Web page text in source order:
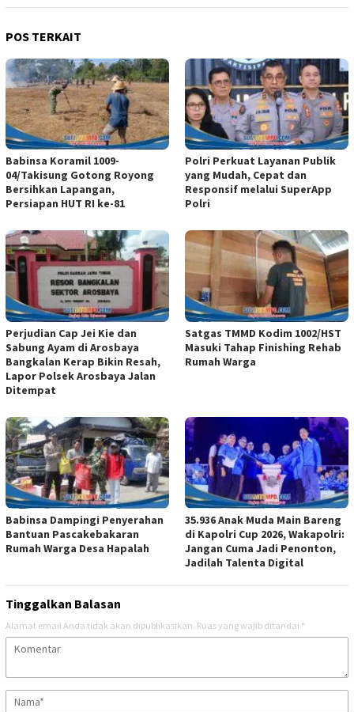
POS TERKAIT
Babinsa Koramil 1009-
04/Takisung Gotong Royong
Bersihkan Lapangan,
Persiapan HUT RI ke-81
Polri Perkuat Layanan Publik
yang Mudah, Cepat dan
Responsif melalui SuperApp
Polri
Perjudian Cap Jei Kie dan
Sabung Ayam di Arosbaya
Bangkalan Kerap Bikin Resah,
Lapor Polsek Arosbaya Jalan
Ditempat
Satgas TMMD Kodim 1002/HST
Masuki Tahap Finishing Rehab
Rumah Warga
Babinsa Dampingi Penyerahan
Bantuan Pascakebakaran
Rumah Warga Desa Hapalah
35.936 Anak Muda Main Bareng
di Kapolri Cup 2026, Wakapolri:
Jangan Cuma Jadi Penonton,
Jadilah Talenta Digital
Tinggalkan Balasan
Alamat email Anda tidak akan dipublikasikan. Ruas yang wajib ditandai *